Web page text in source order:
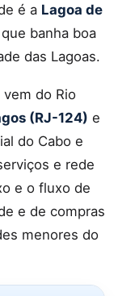
é a Lagoa de
banha boa
das Lagoas.
do Rio
(RJ-124) e
do Cabo e
e rede
e o fluxo de
e de compras
menores do